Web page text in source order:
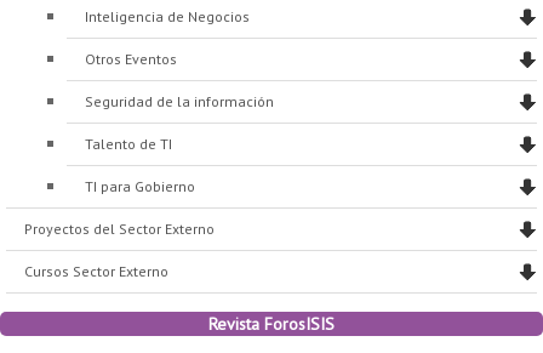
Inteligencia de Negocios
Otros Eventos
Seguridad de la información
Talento de TI
TI para Gobierno
Proyectos del Sector Externo
Cursos Sector Externo
Revista ForosISIS